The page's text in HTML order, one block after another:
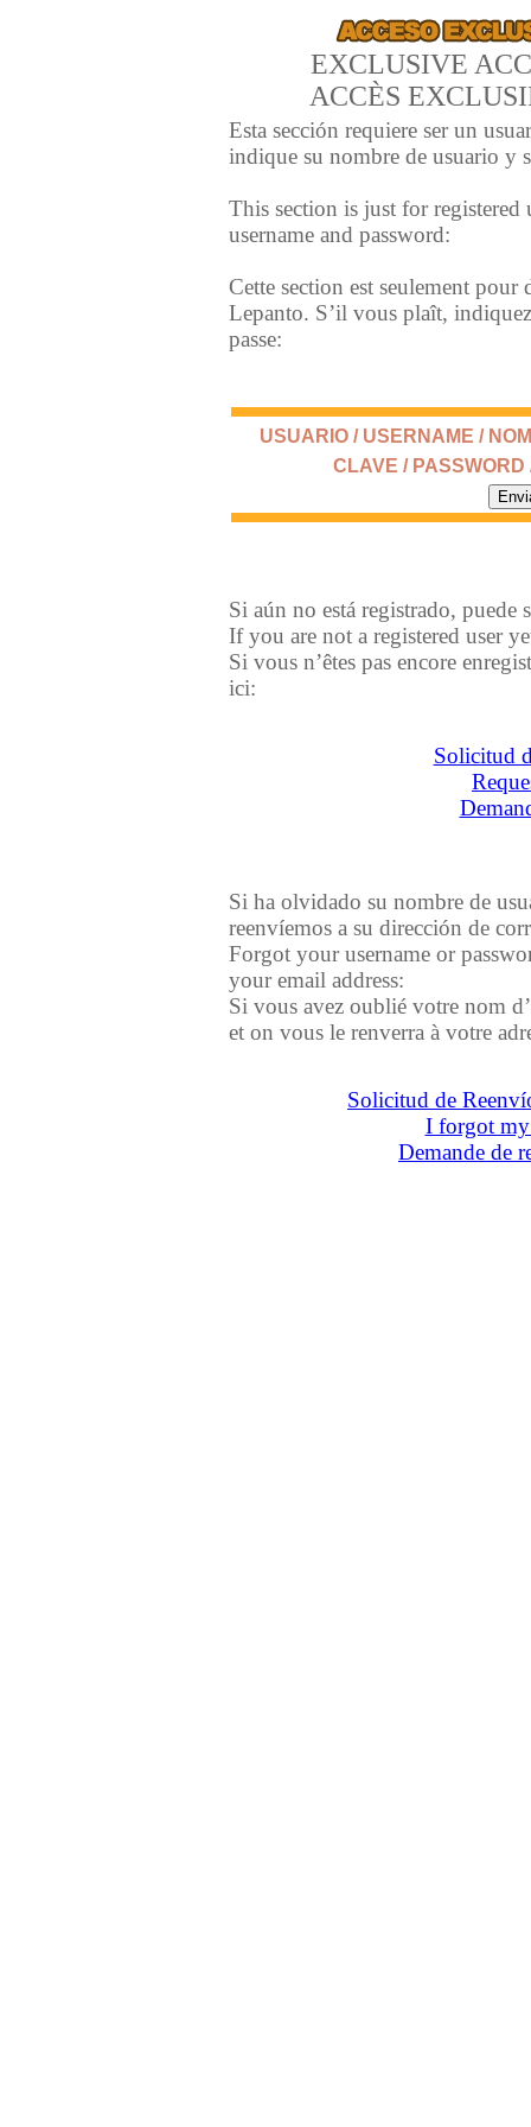
EXCLUSIVE
ACCÈS
Esta sección requiere ser un
indique su nombre de usuario y
This section is just for registered
username and password:
Cette section est seulement pour
Lepanto. S’il vous plaît,
passe:
USUARIO / USERNAME /
CLAVE / PASSWORD
Si aún no está registrado, puede
If you are not a registered user
Si vous n’êtes pas encore
ici:
Solicitud
Si ha olvidado su nombre de
reenvíemos a su dirección de
Forgot your username or
your email address:
Si vous avez oublié votre nom
et on vous le renverra à votre
Solicitud de
I forgot my
Demande de